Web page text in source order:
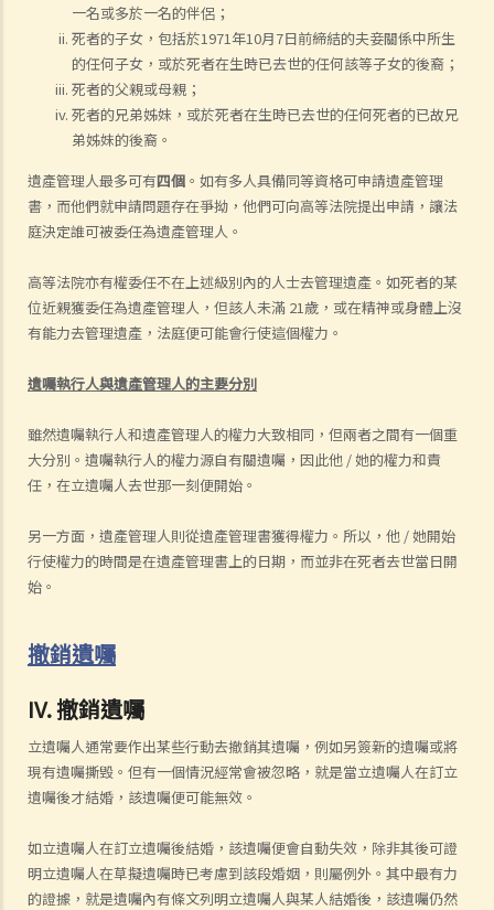
一名或多於一名的伴侶；
死者的子女，包括於1971年10月7日前締結的夫妾關係中所生
的任何子女，或於死者在生時已去世的任何該等子女的後裔；
死者的父親或母親；
死者的兄弟姊妹，或於死者在生時已去世的任何死者的已故兄
弟姊妹的後裔。
遺產管理人最多可有四個 。如有多人具備同等資格可申請遺產管理
書，而他們就申請問題存在爭拗，他們可向高等法院提出申請，讓法
庭決定誰可被委任為遺產管理人。
高等法院亦有權委任不在上述級別內的人士去管理遺產。如死者的某
位近親獲委任為遺產管理人，但該人未滿 21歲，或在精神或身體上沒
有能力去管理遺產，法庭便可能會行使這個權力。
遺囑執行人與遺產管理人的主要分別
雖然遺囑執行人和遺產管理人的權力大致相同，但兩者之間有一個重
大分別。遺囑執行人的權力源自有關遺囑，因此他 / 她的權力和責
任，在立遺囑人去世那一刻便開始。
另一方面，遺產管理人則從遺產管理書獲得權力。所以，他 / 她開始
行使權力的時間是在遺產管理書上的日期，而並非在死者去世當日開
始。
撤銷遺囑
IV. 撤銷遺囑
立遺囑人通常要作出某些行動去撤銷其遺囑，例如另簽新的遺囑或將
現有遺囑撕毁。但有一個情況經常會被忽略，就是當立遺囑人在訂立
遺囑後才結婚，該遺囑便可能無效。
如立遺囑人在訂立遺囑後結婚，該遺囑便會自動失效，除非其後可證
明立遺囑人在草擬遺囑時已考慮到該段婚姻，則屬例外。其中最有力
的證據，就是遺囑內有條文列明立遺囑人與某人結婚後，該遺囑仍然